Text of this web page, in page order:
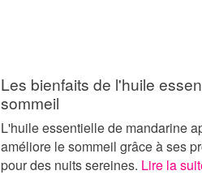
Les bienfaits de l'huile
sommeil
L'huile essentielle de mandarine
améliore le sommeil grâce à ses
pour des nuits sereines. Lire la